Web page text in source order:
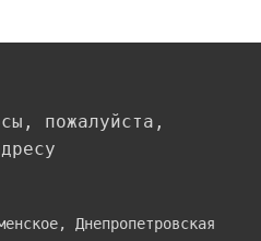
пожалуйста,
Днепропетровская